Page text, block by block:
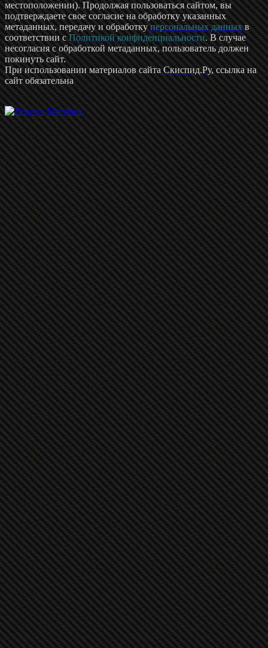
местоположении). Продолжая пользоваться сайтом, вы
подтверждаете свое согласие на обработку указанных
метаданных, передачу и обработкуперсональных данныхв
соответствии сПолитикой конфиденциальности. В случае
несогласия с обработкой метаданных, пользователь должен
покинуть сайт.
При использовании материалов сайтаСкиспид.Ру, ссылка на
сайт обязательна